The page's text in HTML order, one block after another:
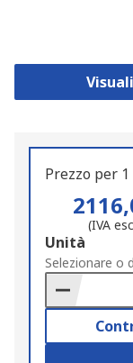
Prezzo per
(IVA
Add
to
Basket
Unità
Selezionare o